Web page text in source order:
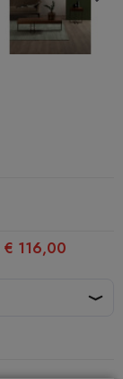
€ 116,00